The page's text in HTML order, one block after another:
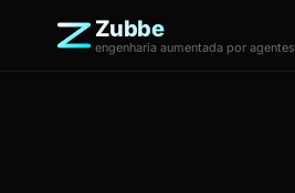
Zubbe
engenharia aumentada por agentes